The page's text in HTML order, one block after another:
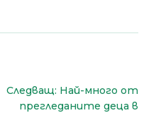
Следващ: Най-много от
прегледаните деца в